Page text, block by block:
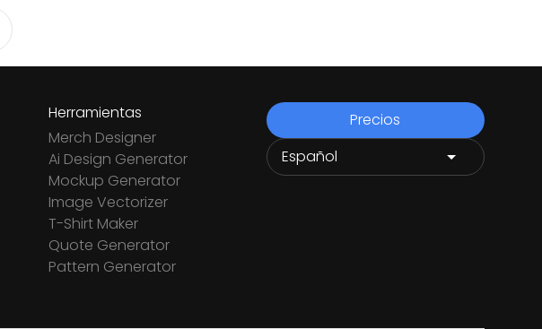
Herramientas
Merch Designer
Ai Design Generator
Mockup Generator
Image Vectorizer
T-Shirt Maker
Quote Generator
Pattern Generator
Precios